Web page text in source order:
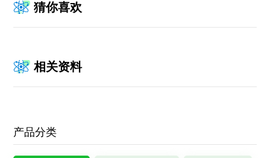
猜你喜欢
相关资料
产品分类